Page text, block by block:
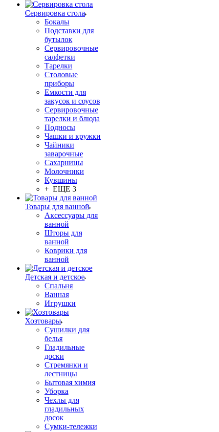
Сервировка стола
Бокалы
Подставки для
бутылок
Сервировочные
салфетки
Тарелки
Столовые
приборы
Емкости для
закусок и соусов
Сервировочные
тарелки и блюда
Подносы
Чашки и кружки
Чайники
заварочные
Сахарницы
Молочники
Кувшины
+ ЕЩЕ 3
Товары для ванной
Аксессуары для
ванной
Шторы для
ванной
Коврики для
ванной
Детская и детское
Спальня
Ванная
Игрушки
Хозтовары
Сушилки для
белья
Гладильные
доски
Стремянки и
лестницы
Бытовая химия
Уборка
Чехлы для
гладильных
досок
Сумки-тележки